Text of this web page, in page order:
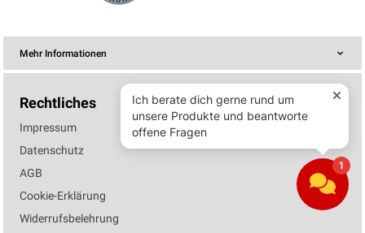
Mehr Informationen
Rechtliches
Impressum
Datenschutz
AGB
Cookie-Erklärung
Widerrufsbelehrung